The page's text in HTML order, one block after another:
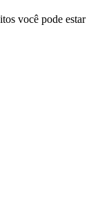
você pode estar